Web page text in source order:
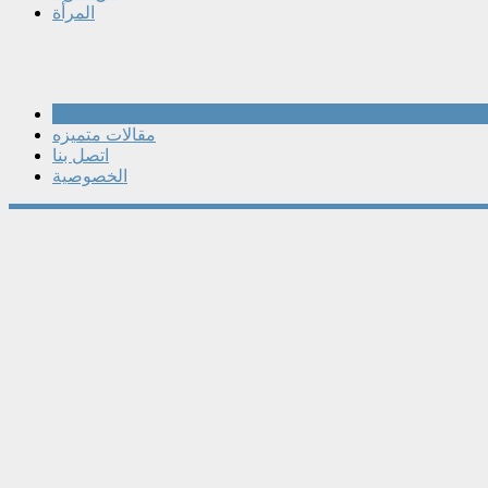
المرأة
مقالات متميزه
اتصل بنا
الخصوصية